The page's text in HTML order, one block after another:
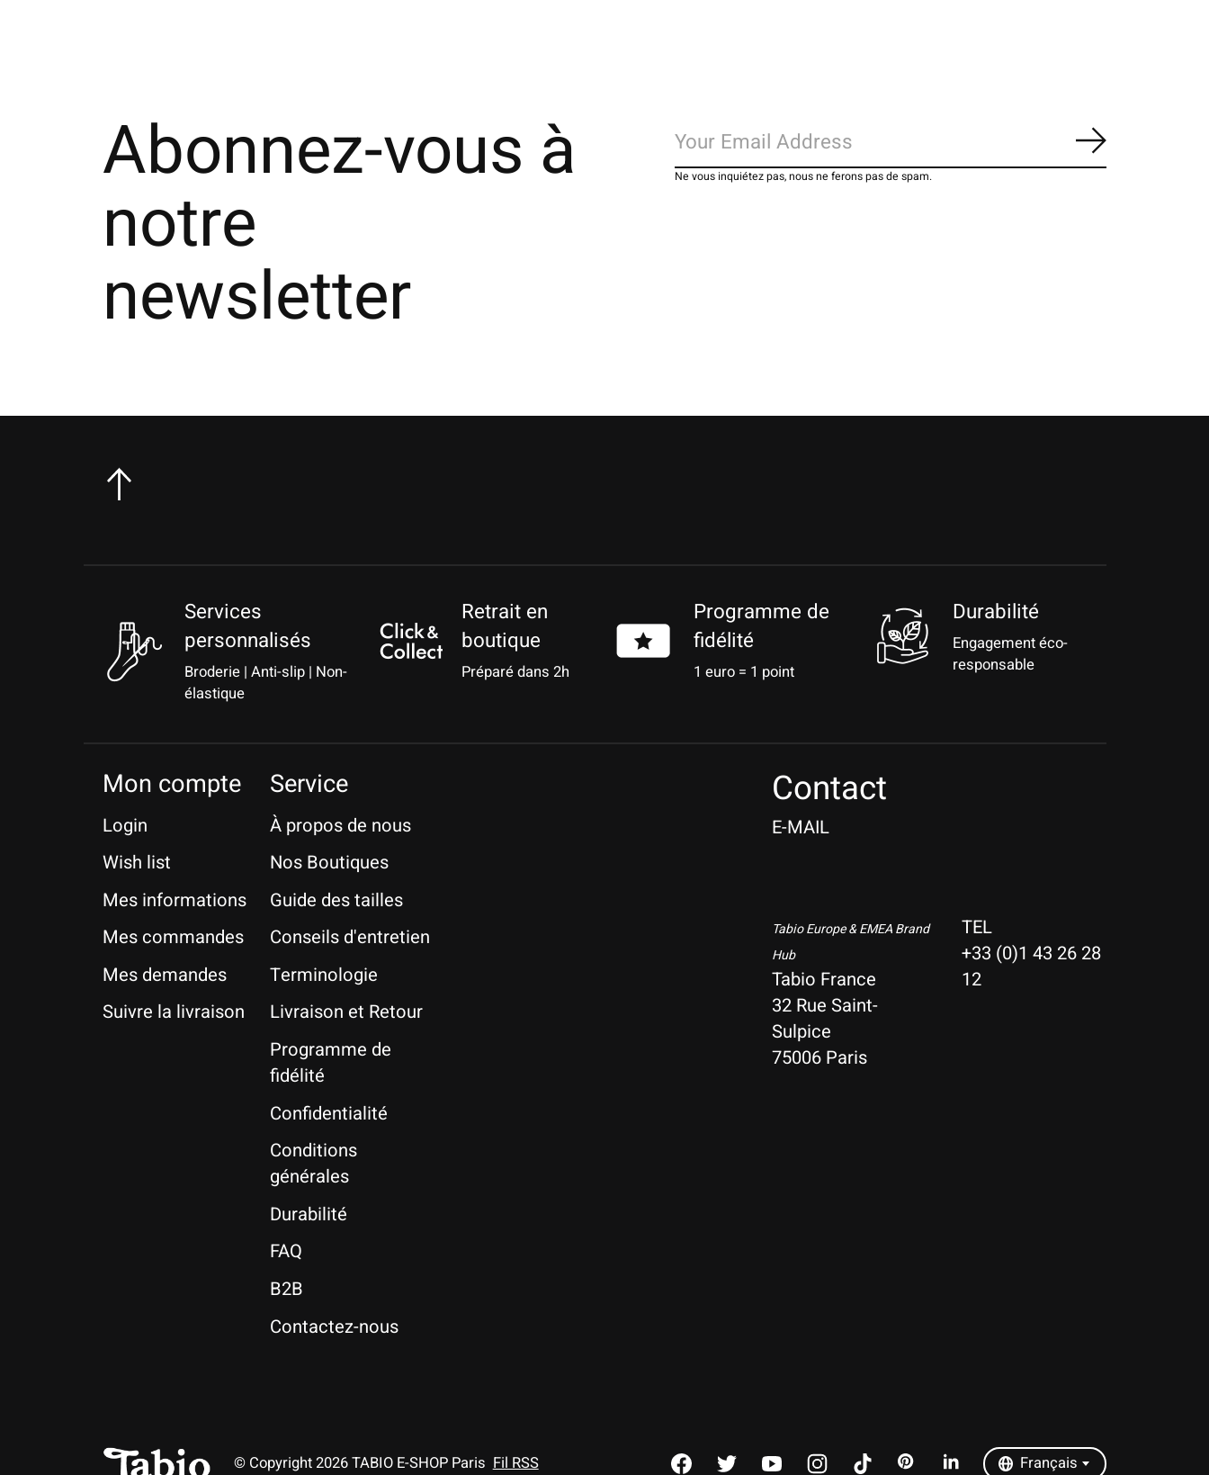
Abonnez-vous à
notre
newsletter
S'abonner
Ne vous inquiétez pas, nous ne ferons pas de spam.
Services
personnalisés
Broderie | Anti-slip | Non-
élastique
Retrait en
boutique
Préparé dans 2h
Programme de
fidélité
1 euro = 1 point
Durabilité
Engagement éco-
responsable
Mon compte
Login
Wish list
Mes informations
Mes commandes
Mes demandes
Suivre la livraison
Service
À propos de nous
Nos Boutiques
Guide des tailles
Conseils d'entretien
Terminologie
Livraison et Retour
Programme de
fidélité
Confidentialité
Conditions
générales
Durabilité
FAQ
B2B
Contactez-nous
Contact
E-MAIL
Tabio Europe & EMEA Brand
Hub
Tabio France
32 Rue Saint-
Sulpice
75006 Paris
TEL
+33 (0)1 43 26 28
12
© Copyright 2026 TABIO E-SHOP Paris Fil RSS Français